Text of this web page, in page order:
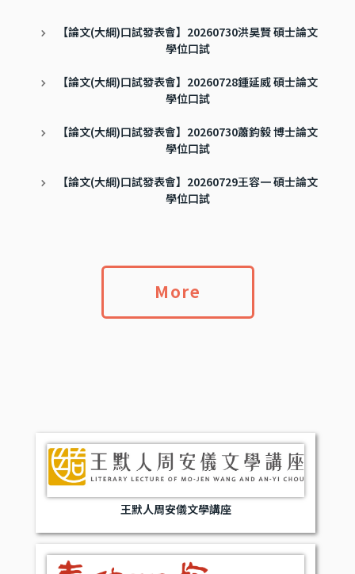
【論文(大綱)口試發表會】20260730洪昊賢 碩士論文
學位口試
【論文(大綱)口試發表會】20260728鍾延威 碩士論文
學位口試
【論文(大綱)口試發表會】20260730蕭鈞毅 博士論文
學位口試
【論文(大綱)口試發表會】20260729王容一 碩士論文
學位口試
More
王默人周安儀文學講座